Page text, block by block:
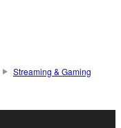
Streaming & Gaming